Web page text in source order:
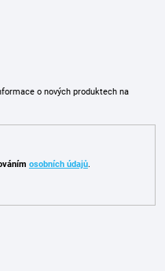
o nových produktech na
osobních údajů.